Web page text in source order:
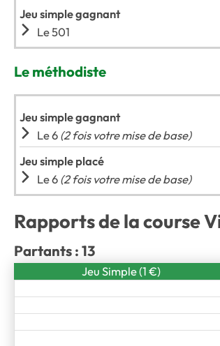
Jeu simple gagnant
Le 501
Le méthodiste
Jeu simple gagnant
Le 6(2 fois votre mise de base)
Jeu simple placé
Le 6(2 fois votre mise de base)
Rapports de la course
Partants : 13
Jeu Simple (1 €)